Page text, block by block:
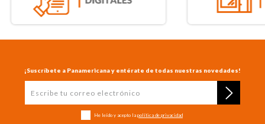
¡Suscríbete a Panamericana y entérate de todas nuestras novedades!
He leído y acepto la política de privacidad